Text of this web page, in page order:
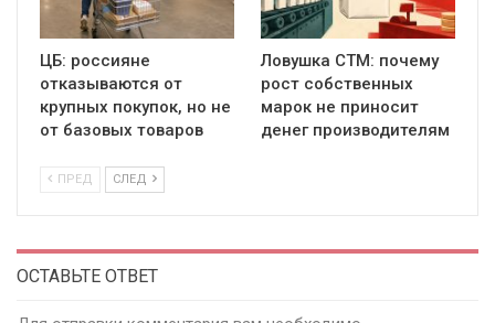
ЦБ: россияне
отказываются от
крупных покупок, но не
от базовых товаров
Ловушка СТМ: почему
рост собственных
марок не приносит
денег производителям
ПРЕД СЛЕД
ОСТАВЬТЕ ОТВЕТ